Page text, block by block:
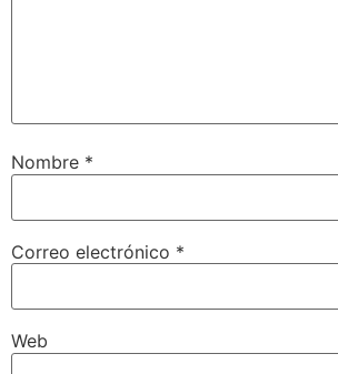
Nombre *
Correo electrónico *
Web